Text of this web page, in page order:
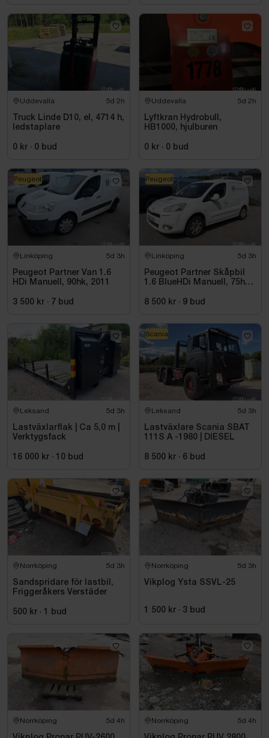
Uddevalla 5d 2h
Truck Linde D10, el, 4714 h,
ledstaplare
0 kr · 0 bud
Uddevalla 5d 2h
Lyftkran Hydrobull,
HB1000, hjulburen
0 kr · 0 bud
Linköping 5d 3h
Peugeot Partner Van 1.6
HDi Manuell, 90hk, 2011
3 500 kr · 7 bud
Peugeot
Linköping 5d 3h
Peugeot Partner Skåpbil
1.6 BlueHDi Manuell, 75hk,
8 500 kr · 9 bud
Peugeot
Leksand 5d 3h
Lastväxlarflak | Ca 5,0 m |
Verktygsfack
16 000 kr · 10 bud
Leksand 5d 3h
Lastväxlare Scania SBAT
111S A -1980 | DIESEL
8 500 kr · 6 bud
Scania
Norrköping 5d 3h
Sandspridare för lastbil,
Friggeråkers Verstäder
500 kr · 1 bud
Norrköping 5d 3h
Vikplog Ysta SSVL-25
1 500 kr · 3 bud
Norrköping 5d 4h Norrköping 5d 4h